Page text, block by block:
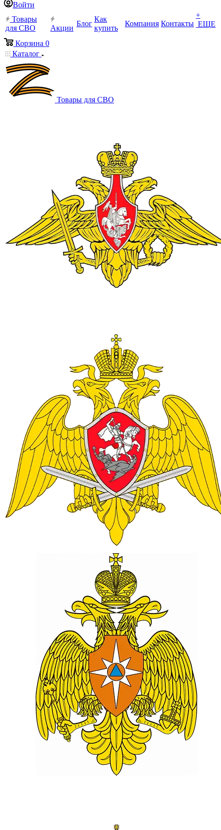
Войти
Товары
для СВО
Акции
Блог
Как
купить
Компания Контакты
+
ЕЩЕ
Корзина 0
Каталог
Товары для СВО